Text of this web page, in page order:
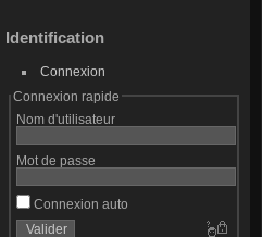
Identification
Connexion
Connexion rapide
Nom d'utilisateur
Mot de passe
Connexion auto